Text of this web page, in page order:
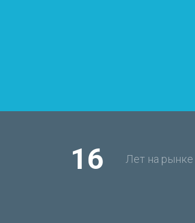
16 Лет на рынке